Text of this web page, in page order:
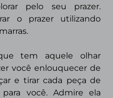
pelo seu prazer.
o prazer utilizando
tem aquele olhar
você enlouquecer de
e tirar cada peça de
você. Admire ela